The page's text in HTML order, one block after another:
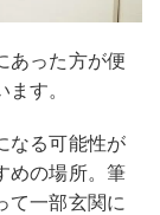
あった方が便
す。
なる可能性が
めの場所。筆
て一部玄関に